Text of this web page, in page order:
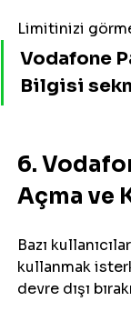
Limitinizi
Vodafone
Bilgisi
6.
Açma ve
Bazı
kullanmak
devre dışı